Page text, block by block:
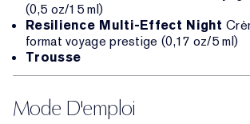
(0,5 oz/15 ml)
Resilience Multi-Effect Night
format voyage prestige (0,17 oz/5 ml)
Trousse
Mode D'emploi